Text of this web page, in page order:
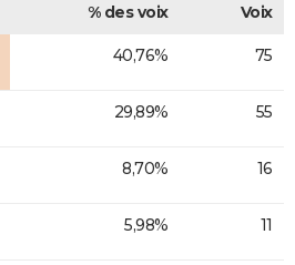
% des voix
Voix
40,76% 75
29,89% 55
8,70% 16
5,98% 11